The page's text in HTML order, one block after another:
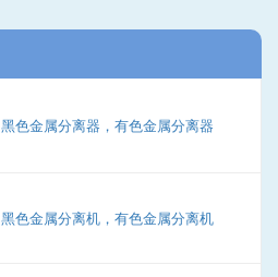
黑色金属分离器，有色金属分离器
黑色金属分离机，有色金属分离机